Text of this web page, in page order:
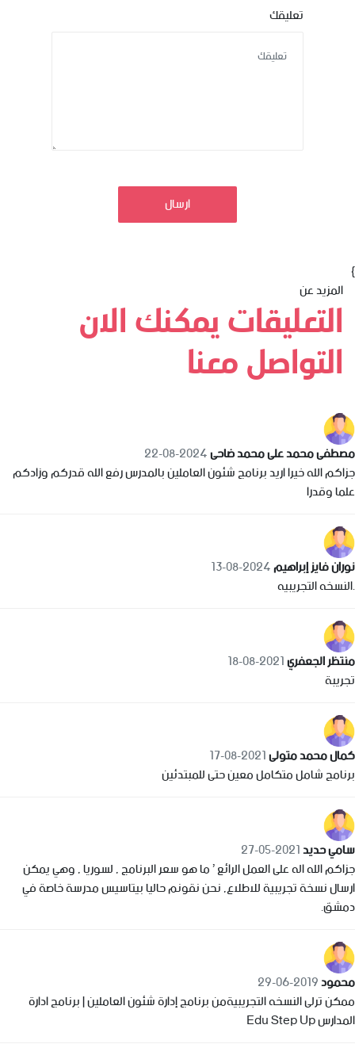
تعليقك
ارسال
}
المزيد عن
التعليقات يمكنك الان
التواصل معنا
مصطفى محمد على محمد ضاحى2024-08-22
جزاكم الله خيرا اريد برنامج شئون العاملين بالمدرس رفع الله قدركم وزادكم
علما وقدرا
نوران فايز إبراهيم2024-08-13
.النسخه التجريبيه
منتظر الجعفري2021-08-18
تجريبة
كمال محمد متولى2021-08-17
برنامج شامل متكامل معين حتى للمبتدئين
سامي حديد2021-05-27
جزاكم الله اله على العمل الرائع ’ ما هو سعر البرنامج , لسوريا , وهي يمكن
ارسال نسخة تجريبية للاطلاع, نحن نقونم حاليا بيتاسيس مدرسة خاصة في
دمشق.
محمود2019-06-29
ممكن ترلى النسخه التجريبيةمن برنامج إدارة شئون العاملين | برنامج ادارة
المدارس Edu Step Up